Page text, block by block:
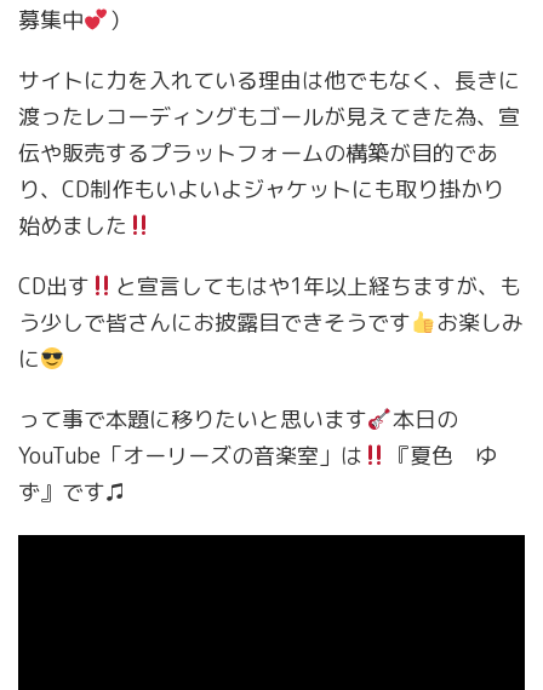
募集中
）
サイトに力を入れている理由は他でもなく、長きに
渡ったレコーディングもゴールが見えてきた為、宣
伝や販売するプラットフォームの構築が目的であ
り、CD制作もいよいよジャケットにも取り掛かり
始めました
CD出す
と宣言してもはや1年以上経ちますが、も
う少しで皆さんにお披露目できそうです
お楽しみ
に
って事で本題に移りたいと思います
本日の
YouTube「オーリーズの音楽室」は
『夏色 ゆ
ず』です♫